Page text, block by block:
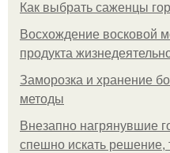
Как выбрать саженцы
Восхождение восковой
продукта
Заморозка и хранение
методы
Внезапно нагрянувшие
спешно искать решение,